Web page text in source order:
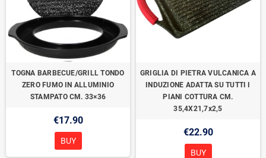
TOGNA BARBECUE/GRILL TONDO
ZERO FUMO IN ALLUMINIO
STAMPATO CM. 33×36
€17.90
BUY
GRIGLIA DI PIETRA VULCANICA A
INDUZIONE ADATTA SU TUTTI I
PIANI COTTURA CM.
35,4X21,7x2,5
€22.90
BUY